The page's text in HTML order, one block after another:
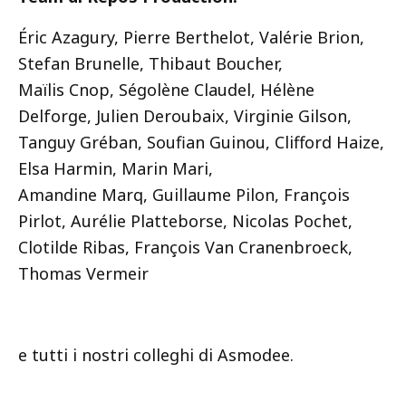
Éric Azagury, Pierre Berthelot, Valérie Brion,
Stefan Brunelle, Thibaut Boucher,
Maïlis Cnop, Ségolène Claudel, Hélène
Delforge, Julien Deroubaix, Virginie Gilson,
Tanguy Gréban, Soufian Guinou, Clifford Haize,
Elsa Harmin, Marin Mari,
Amandine Marq, Guillaume Pilon, François
Pirlot, Aurélie Platteborse, Nicolas Pochet,
Clotilde Ribas, François Van Cranenbroeck,
Thomas Vermeir
e tutti i nostri colleghi di Asmodee.